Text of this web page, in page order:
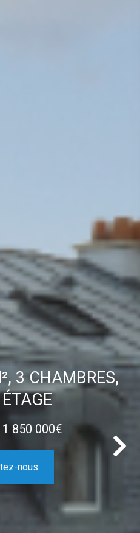
3 CHAMBRES,
850 000€
nous